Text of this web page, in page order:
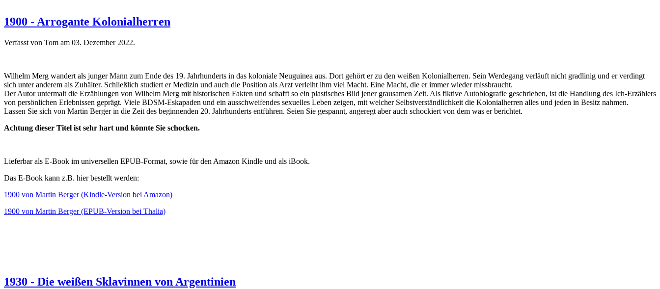
1900 - Arrogante Kolonialherren
Verfasst von Tom am 03. Dezember 2022.
Wilhelm Merg wandert als junger Mann zum Ende des 19. Jahrhunderts in das koloniale Neuguinea aus. Dort gehört er zu den weißen Kolonialherren. Sein Werdegang verläuft nicht gradlinig und er verdingt
sich unter anderem als Zuhälter. Schließlich studiert er Medizin und auch die Position als Arzt verleiht ihm viel Macht. Eine Macht, die er immer wieder missbraucht.
Der Autor untermalt die Erzählungen von Wilhelm Merg mit historischen Fakten und schafft so ein plastisches Bild jener grausamen Zeit. Als fiktive Autobiografie geschrieben, ist die Handlung des Ich-Erzählers
von persönlichen Erlebnissen geprägt. Viele BDSM-Eskapaden und ein ausschweifendes sexuelles Leben zeigen, mit welcher Selbstverständlichkeit die Kolonialherren alles und jeden in Besitz nahmen.
Lassen Sie sich von Martin Berger in die Zeit des beginnenden 20. Jahrhunderts entführen. Seien Sie gespannt, angeregt aber auch schockiert von dem was er berichtet.
Achtung dieser Titel ist sehr hart und könnte Sie schocken.
Lieferbar als E-Book im universellen EPUB-Format, sowie für den Amazon Kindle und als iBook.
Das E-Book kann z.B. hier bestellt werden:
1900 von Martin Berger (Kindle-Version bei Amazon)
1900 von Martin Berger (EPUB-Version bei Thalia)
1930 - Die weißen Sklavinnen von Argentinien